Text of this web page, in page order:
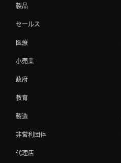
製品
セールス
医療
小売業
政府
教育
製造
非営利団体
代理店